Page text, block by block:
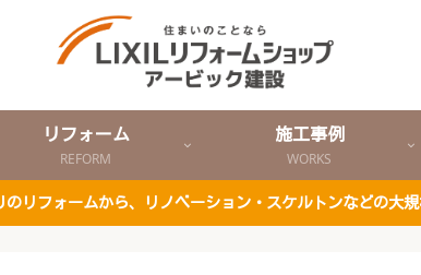
リフォーム
REFORM
施工事例
WORKS
リフォームから、リノベーション・スケルトンなどの大